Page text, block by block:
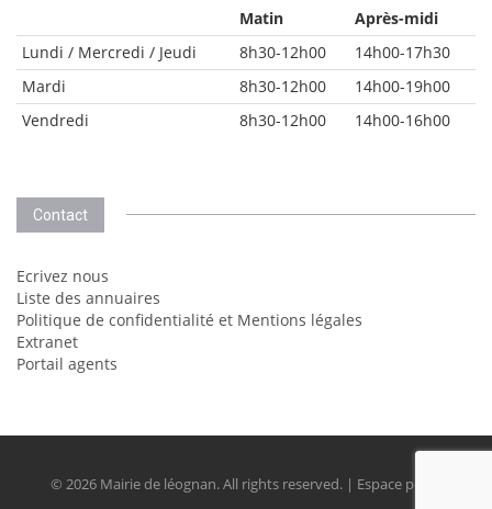
Matin
Après-midi
Lundi / Mercredi / Jeudi
8h30-12h00
14h00-17h30
Mardi
8h30-12h00
14h00-19h00
Vendredi
8h30-12h00 14h00-16h00
Contact
Ecrivez nous
Liste des annuaires
Politique de confidentialité et Mentions légales
Extranet
Portail agents
© 2026 Mairie de léognan. All rights reserved. | Espace perso